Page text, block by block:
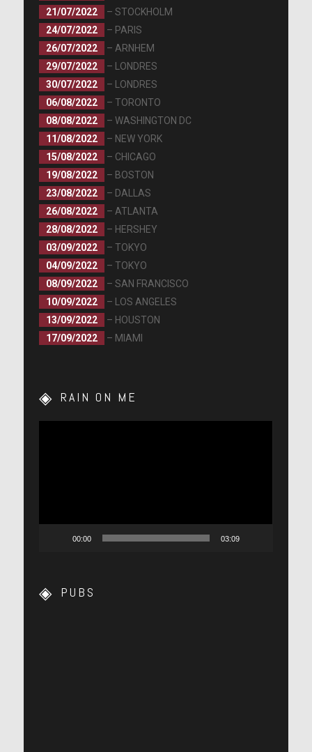
21/07/2022
– STOCKHOLM
24/07/2022
– PARIS
26/07/2022
– ARNHEM
29/07/2022
– LONDRES
30/07/2022
– LONDRES
06/08/2022
– TORONTO
08/08/2022
– WASHINGTON DC
11/08/2022
– NEW YORK
15/08/2022
– CHICAGO
19/08/2022
– BOSTON
23/08/2022
– DALLAS
26/08/2022
– ATLANTA
28/08/2022
– HERSHEY
03/09/2022
– TOKYO
04/09/2022
– TOKYO
08/09/2022
– SAN FRANCISCO
10/09/2022
– LOS ANGELES
13/09/2022
– HOUSTON
17/09/2022
– MIAMI
RAIN ON ME
00:00 03:09
PUBS